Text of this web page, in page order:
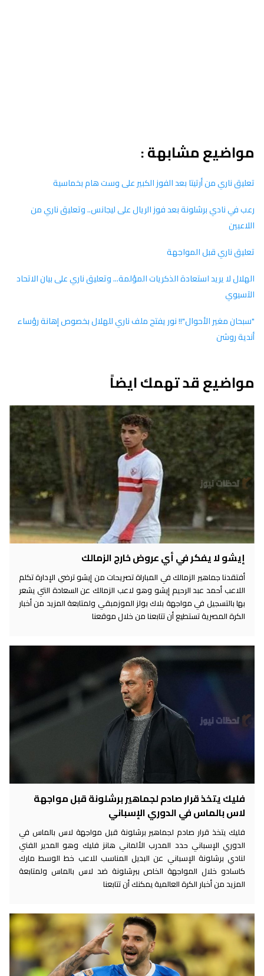
مواضيع مشابهة :
تعليق ناري من أرتيتا بعد الفوز الكبير على وست هام بخماسية
رعب في نادي برشلونة بعد فوز الريال على ليجانس.. وتعليق ناري من
اللاعبين
تعليق ناري قبل المواجهة
الهلال لا يريد استعادة الذكريات المؤلمة... وتعليق ناري على بيان الاتحاد
الآسيوي
"سبحان مغير الأحوال"!! نور يفتح ملف ناري للهلال بخصوص إهانة رؤساء
أندية روشن
مواضيع قد تهمك ايضاً
إيشو لا يفكر في أي عروض خارج الزمالك
أفتقدنا جماهير الزمالك في المباراة تصريحات من إيشو ترضي الإدارة تكلم
اللاعب أحمد عبد الرحيم إيشو وهو لاعب الزمالك عن السعادة التي يشعر
بها بالتسجيل في مواجهة بلاك بولز الموزمبقي ولمتابعة المزيد من أخبار
الكرة المصرية تستطيع أن تتابعنا من خلال موقعنا
فليك يتخذ قرار صادم لجماهير برشلونة قبل مواجهة
لاس بالماس في الدوري الإسباني
فليك يتخذ قرار صادم لجماهير برشلونة قبل مواجهة لاس بالماس في
الدوري الإسباني حدد المدرب الألماني هانز فليك وهو المدير الفني
لنادي برشلونة الإسباني عن البديل المناسب للاعب خط الوسط مارك
كاسادو خلال المواجهة الخاص ببرشلونة ضد لاس بالماس ولمتابعة
المزيد من أخبار الكرة العالمية يمكنك أن تتابعنا